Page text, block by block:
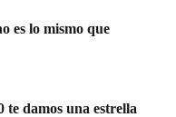
es lo mismo que
damos una estrella